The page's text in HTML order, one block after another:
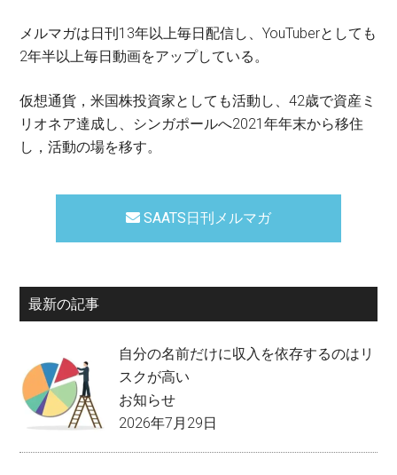
メルマガは日刊13年以上毎日配信し、YouTuberとしても
2年半以上毎日動画をアップしている。
仮想通貨，米国株投資家としても活動し、42歳で資産ミ
リオネア達成し、シンガポールへ2021年年末から移住
し，活動の場を移す。
SAATS日刊メルマガ
最新の記事
自分の名前だけに収入を依存するのはリ
スクが高い
お知らせ
2026年7月29日